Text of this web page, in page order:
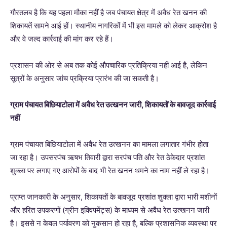
गौरतलब है कि यह पहला मौका नहीं है जब पंचायत क्षेत्र में अवैध रेत खनन की
शिकायतें सामने आई हों। स्थानीय नागरिकों में भी इस मामले को लेकर आक्रोश है
और वे जल्द कार्रवाई की मांग कर रहे हैं।
प्रशासन की ओर से अब तक कोई औपचारिक प्रतिक्रिया नहीं आई है, लेकिन
सूत्रों के अनुसार जांच प्रक्रिया प्रारंभ की जा सकती है।
ग्राम पंचायत बिछियाटोला में अवैध रेत उत्खनन जारी, शिकायतों के बावजूद कार्रवाई
नहीं
ग्राम पंचायत बिछियाटोला में अवैध रेत उत्खनन का मामला लगातार गंभीर होता
जा रहा है। उपसरपंच ऋषभ तिवारी द्वारा सरपंच पति और रेत ठेकेदार प्रशांत
शुक्ला पर लगाए गए आरोपों के बाद भी रेत खनन थमने का नाम नहीं ले रहा है।
प्राप्त जानकारी के अनुसार, शिकायतों के बावजूद प्रशांत शुक्ला द्वारा भारी मशीनों
और हरित उपकरणों (ग्रीन इक्विपमेंट्स) के माध्यम से अवैध रेत उत्खनन जारी
है। इससे न केवल पर्यावरण को नुकसान हो रहा है, बल्कि प्रशासनिक व्यवस्था पर